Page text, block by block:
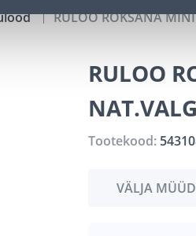
RULOO ROKSANA
RULOO
Tootekood:
VÄLJA